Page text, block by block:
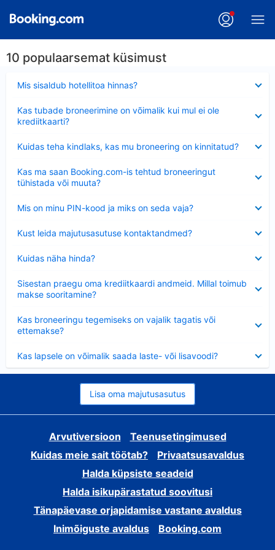
10 populaarsemat küsimust
Mis sisaldub hotellitoa hinnas?
Kas tubade broneerimine on võimalik kui mul ei ole
krediitkaarti?
Kuidas teha kindlaks, kas mu broneering on kinnitatud?
Kas ma saan Booking.com-is tehtud broneeringut
tühistada või muuta?
Mis on minu PIN-kood ja miks on seda vaja?
Kust leida majutusasutuse kontaktandmed?
Kuidas näha hinda?
Sisestan praegu oma krediitkaardi andmeid. Millal toimub
makse sooritamine?
Kas broneeringu tegemiseks on vajalik tagatis või
ettemakse?
Kas lapsele on võimalik saada laste- või lisavoodi?
Lisa oma majutusasutus
Arvutiversioon
Teenusetingimused
Kuidas meie sait töötab?
Privaatsusavaldus
Halda küpsiste seadeid
Halda isikupärastatud soovitusi
Tänapäevase orjapidamise vastane avaldus
Inimõiguste avaldus
Booking.com